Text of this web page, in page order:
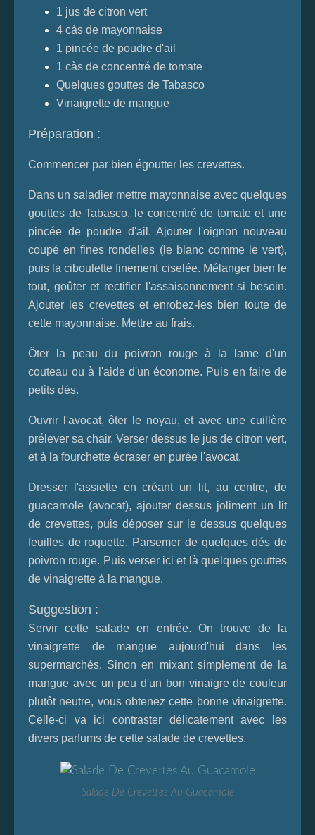
1 jus de citron vert
4 càs de mayonnaise
1 pincée de poudre d'ail
1 càs de concentré de tomate
Quelques gouttes de Tabasco
Vinaigrette de mangue
Préparation :
Commencer par bien égoutter les crevettes.
Dans un saladier mettre mayonnaise avec quelques
gouttes de Tabasco, le concentré de tomate et une
pincée de poudre d'ail. Ajouter l'oignon nouveau
coupé en fines rondelles (le blanc comme le vert),
puis la ciboulette finement ciselée. Mélanger bien le
tout, goûter et rectifier l'assaisonnement si besoin.
Ajouter les crevettes et enrobez-les bien toute de
cette mayonnaise. Mettre au frais.
Ôter la peau du poivron rouge à la lame d'un
couteau ou à l'aide d'un économe. Puis en faire de
petits dés.
Ouvrir l'avocat, ôter le noyau, et avec une cuillère
prélever sa chair. Verser dessus le jus de citron vert,
et à la fourchette écraser en purée l'avocat.
Dresser l'assiette en créant un lit, au centre, de
guacamole (avocat), ajouter dessus joliment un lit
de crevettes, puis déposer sur le dessus quelques
feuilles de roquette. Parsemer de quelques dés de
poivron rouge. Puis verser ici et là quelques gouttes
de vinaigrette à la mangue.
Suggestion :
Servir cette salade en entrée. On trouve de la
vinaigrette de mangue aujourd'hui dans les
supermarchés. Sinon en mixant simplement de la
mangue avec un peu d'un bon vinaigre de couleur
plutôt neutre, vous obtenez cette bonne vinaigrette.
Celle-ci va ici contraster délicatement avec les
divers parfums de cette salade de crevettes.
Salade De Crevettes Au Guacamole